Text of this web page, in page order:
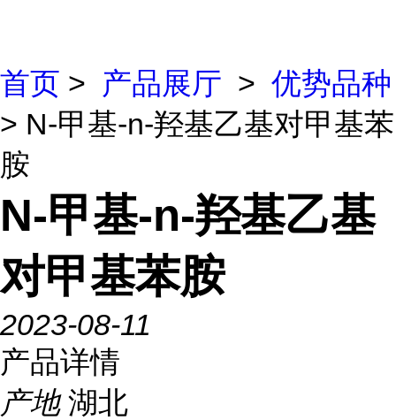
首页 > 产品展厅 > 优势品种
> N-甲基-n-羟基乙基对甲基苯
胺
N-甲基-n-羟基乙基
对甲基苯胺
2023-08-11
产品详情
产地 湖北